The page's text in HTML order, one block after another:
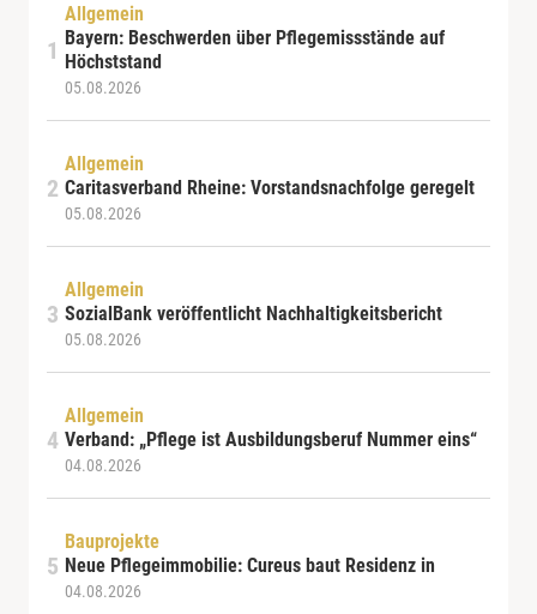
Allgemein
Bayern: Beschwerden über Pflegemissstände auf
Höchststand
05.08.2026
Allgemein
Caritasverband Rheine: Vorstandsnachfolge geregelt
05.08.2026
Allgemein
SozialBank veröffentlicht Nachhaltigkeitsbericht
05.08.2026
Allgemein
Verband: „Pflege ist Ausbildungsberuf Nummer eins“
04.08.2026
Bauprojekte
Neue Pflegeimmobilie: Cureus baut Residenz in
04.08.2026